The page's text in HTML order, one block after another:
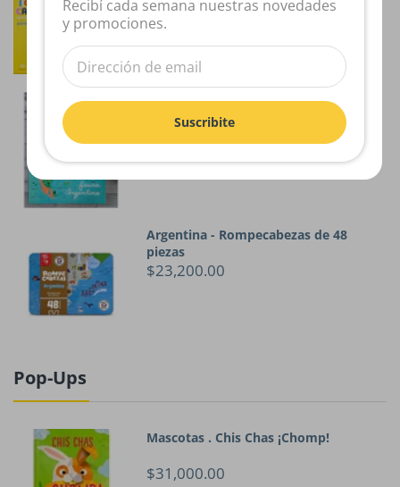
Rompecabezas Fauna Argentina
Argentina - Rompecabezas de 48
piezas
$23,200.00
Pop-Ups
Mascotas . Chis Chas ¡Chomp!
$31,000.00
Recibí cada semana nuestras novedades
y promociones.
Suscribite